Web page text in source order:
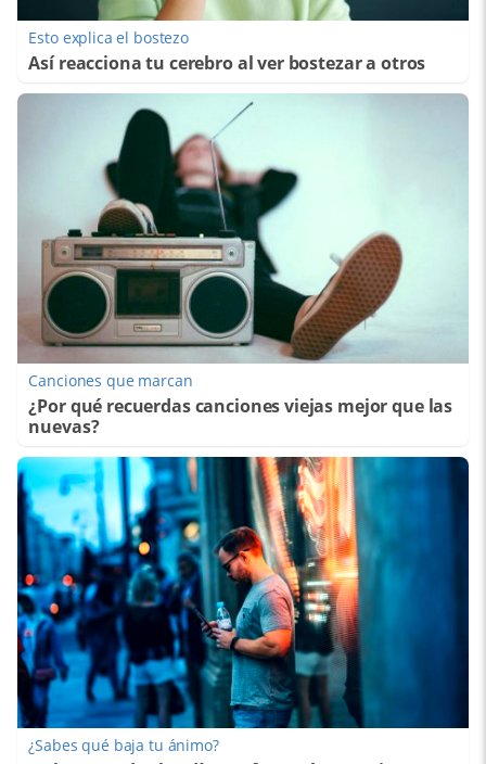
Esto explica el bostezo
Así reacciona tu cerebro al ver bostezar a otros
Canciones que marcan
¿Por qué recuerdas canciones viejas mejor que las
nuevas?
¿Sabes qué baja tu ánimo?